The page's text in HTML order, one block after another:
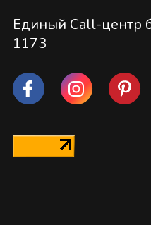
Единый Call-центр
1173